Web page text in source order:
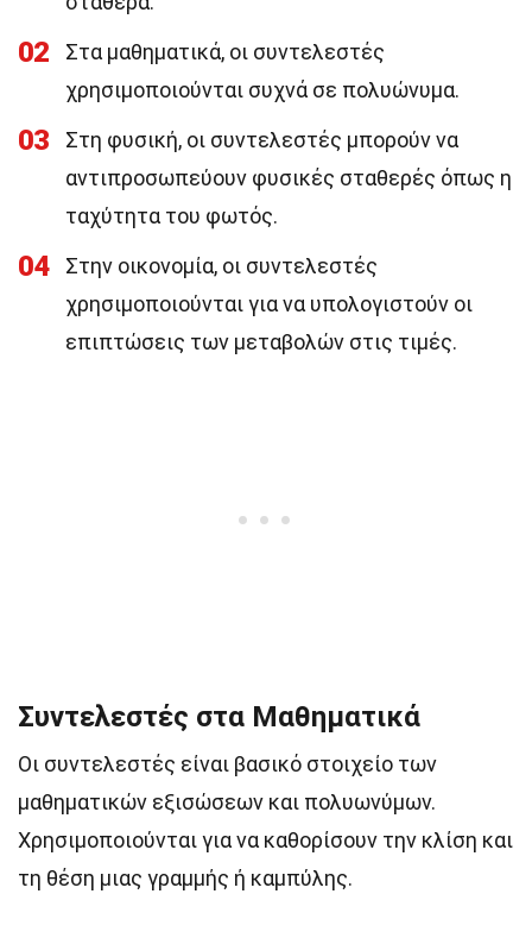
02
Στα μαθηματικά, οι συντελεστές
χρησιμοποιούνται συχνά σε πολυώνυμα.
03
Στη φυσική, οι συντελεστές μπορούν να
αντιπροσωπεύουν φυσικές σταθερές όπως η
ταχύτητα του φωτός.
04
Στην οικονομία, οι συντελεστές
χρησιμοποιούνται για να υπολογιστούν οι
επιπτώσεις των μεταβολών στις τιμές.
Συντελεστές στα Μαθηματικά
Οι συντελεστές είναι βασικό στοιχείο των
μαθηματικών εξισώσεων και πολυωνύμων.
Χρησιμοποιούνται για να καθορίσουν την κλίση και
τη θέση μιας γραμμής ή καμπύλης.